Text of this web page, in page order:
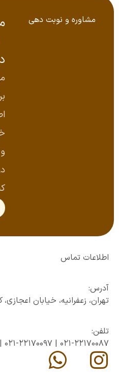
مشاوره و نوبت‌ دهی
اطلاعات تماس
آدرس:
تهران، زعفرانیه، خیابان
تلفن:
021-22170087
|
021-22170097
|